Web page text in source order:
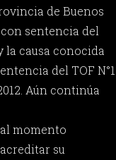
de Buenos
sentencia del
la causa conocida
del TOF N°1
Aún continúa
momento
su